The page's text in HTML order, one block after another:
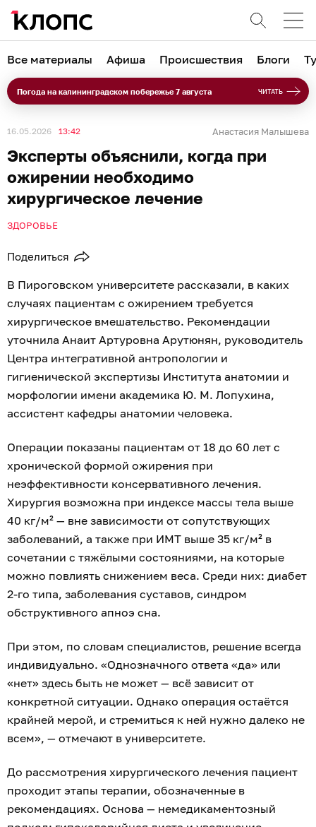
Все материалы Афиша Происшествия Блоги
Погода на калининградском побережье 7 августа ЧИТАТЬ
16.05.2026 13:42 Анастасия Малышева
Эксперты объяснили, когда при
ожирении необходимо
хирургическое лечение
ЗДОРОВЬЕ
Поделиться
В Пироговском университете рассказали, в каких
случаях пациентам с ожирением требуется
хирургическое вмешательство. Рекомендации
уточнила Анаит Артуровна Арутюнян, руководитель
Центра интегративной антропологии и
гигиенической экспертизы Института анатомии и
морфологии имени академика Ю. М. Лопухина,
ассистент кафедры анатомии человека.
Операции показаны пациентам от 18 до 60 лет с
хронической формой ожирения при
неэффективности консервативного лечения.
Хирургия возможна при индексе массы тела выше
40 кг/м² — вне зависимости от сопутствующих
заболеваний, а также при ИМТ выше 35 кг/м² в
сочетании с тяжёлыми состояниями, на которые
можно повлиять снижением веса. Среди них: диабет
2‑го типа, заболевания суставов, синдром
обструктивного апноэ сна.
При этом, по словам специалистов, решение всегда
индивидуально. «Однозначного ответа «да» или
«нет» здесь быть не может — всё зависит от
конкретной ситуации. Однако операция остаётся
крайней мерой, и стремиться к ней нужно далеко не
всем», — отмечают в университете.
До рассмотрения хирургического лечения пациент
проходит этапы терапии, обозначенные в
рекомендациях. Основа — немедикаментозный